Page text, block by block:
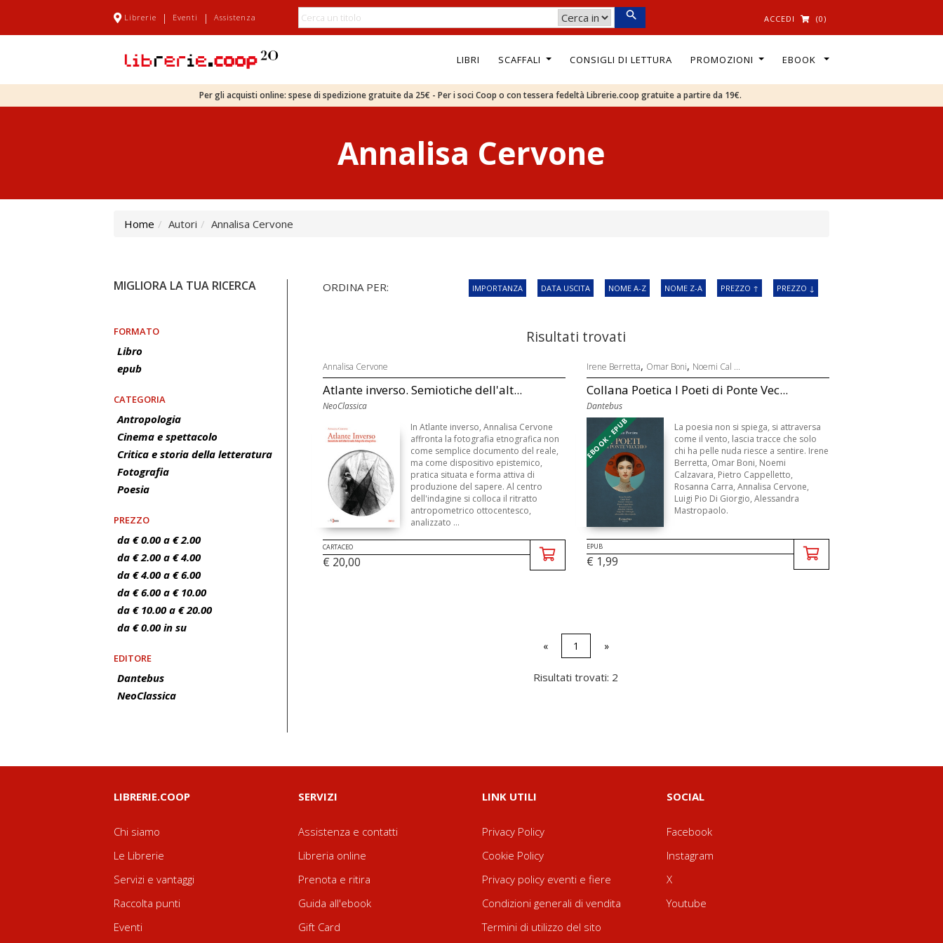
Librerie | Eventi | Assistenza ACCEDI (0)
LIBRI SCAFFALI CONSIGLI DI LETTURA PROMOZIONI EBOOK
Per gli acquisti online: spese di spedizione gratuite da 25€ - Per i soci Coop o con tessera fedeltà Librerie.coop gratuite a partire da 19€.
Annalisa Cervone
Home Autori Annalisa Cervone
MIGLIORA LA TUA RICERCA
FORMATO
Libro
epub
CATEGORIA
Antropologia
Cinema e spettacolo
Critica e storia della letteratura
Fotografia
Poesia
PREZZO
da € 0.00 a € 2.00
da € 2.00 a € 4.00
da € 4.00 a € 6.00
da € 6.00 a € 10.00
da € 10.00 a € 20.00
da € 0.00 in su
EDITORE
Dantebus
NeoClassica
ORDINA PER: IMPORTANZA DATA USCITA NOME A-Z NOME Z-A PREZZO ↑ PREZZO ↓
Risultati trovati
Annalisa Cervone
Atlante inverso. Semiotiche dell'alt...
NeoClassica
In Atlante inverso, Annalisa Cervone
affronta la fotografia etnografica non
come semplice documento del reale,
ma come dispositivo epistemico,
pratica situata e forma attiva di
produzione del sapere. Al centro
dell'indagine si colloca il ritratto
antropometrico ottocentesco,
analizzato ...
CARTACEO
€ 20,00
Irene Berretta, Omar Boni, Noemi Cal ...
Collana Poetica I Poeti di Ponte Vec...
Dantebus
EBOOK - EPUB
La poesia non si spiega, si attraversa
come il vento, lascia tracce che solo
chi ha pelle nuda riesce a sentire. Irene
Berretta, Omar Boni, Noemi
Calzavara, Pietro Cappelletto,
Rosanna Carra, Annalisa Cervone,
Luigi Pio Di Giorgio, Alessandra
Mastropaolo.
EPUB
€ 1,99
« 1 »
Risultati trovati: 2
LIBRERIE.COOP
Chi siamo
Le Librerie
Servizi e vantaggi
Raccolta punti
Eventi
SERVIZI
Assistenza e contatti
Libreria online
Prenota e ritira
Guida all'ebook
Gift Card
LINK UTILI
Privacy Policy
Cookie Policy
Privacy policy eventi e fiere
Condizioni generali di vendita
Termini di utilizzo del sito
SOCIAL
Facebook
Instagram
X
Youtube